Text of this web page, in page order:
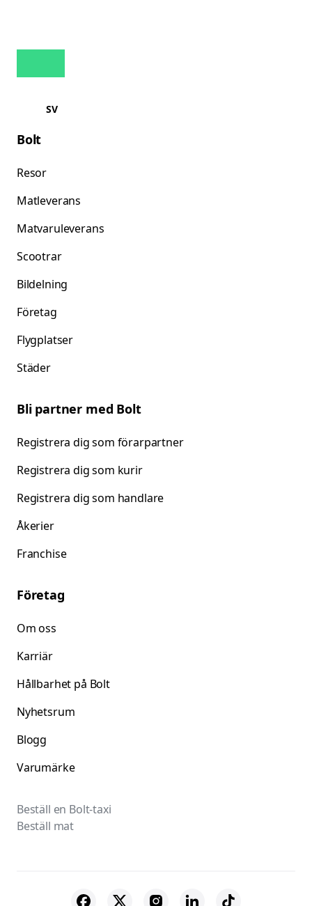
SV
Bolt
Resor
Matleverans
Matvaruleverans
Scootrar
Bildelning
Företag
Flygplatser
Städer
Bli partner med Bolt
Registrera dig som förarpartner
Registrera dig som kurir
Registrera dig som handlare
Åkerier
Franchise
Företag
Om oss
Karriär
Hållbarhet på Bolt
Nyhetsrum
Blogg
Varumärke
Beställ en Bolt-taxi
Beställ mat